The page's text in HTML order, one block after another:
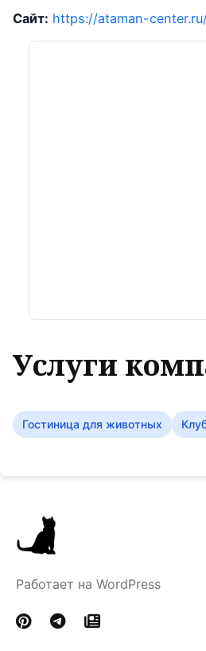
Сайт: https://ataman-
Услуги
Гостиница для животных
Работает на WordPress